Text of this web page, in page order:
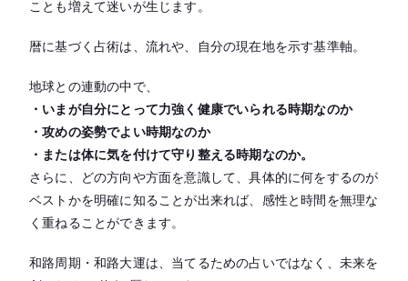
ことも増えて迷いが生じます。
暦に基づく占術は、流れや、自分の現在地を示す基準軸。
地球との連動の中で、
・いまが自分にとって力強く健康でいられる時期なのか
・攻めの姿勢でよい時期なのか
・または体に気を付けて守り整える時期なのか。
さらに、どの方向や方面を意識して、具体的に何をするのが
ベストかを明確に知ることが出来れば、感性と時間を無理な
く重ねることができます。
和路周期・和路大運は、当てるための占いではなく、未来を